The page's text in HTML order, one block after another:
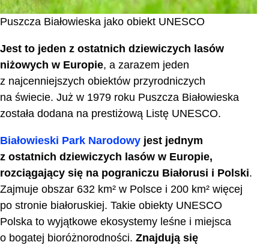
Puszcza Białowieska jako obiekt UNESCO
Jest to jeden z ostatnich dziewiczych lasów
niżowych w Europie, a zarazem jeden
z najcenniejszych obiektów przyrodniczych
na świecie. Już w 1979 roku Puszcza Białowieska
została dodana na prestiżową Listę UNESCO.
Białowieski Park Narodowy jest jednym
z ostatnich dziewiczych lasów w Europie,
rozciągający się na pograniczu Białorusi i Polski.
Zajmuje obszar 632 km² w Polsce i 200 km² więcej
po stronie białoruskiej. Takie obiekty UNESCO
Polska to wyjątkowe ekosystemy leśne i miejsca
o bogatej bioróżnorodności. Znajdują się